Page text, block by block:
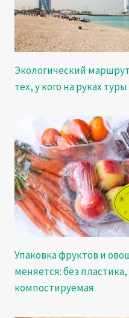
Экологический
тех, у кого на руках
Упаковка фруктов и
меняется: без
компостируемая